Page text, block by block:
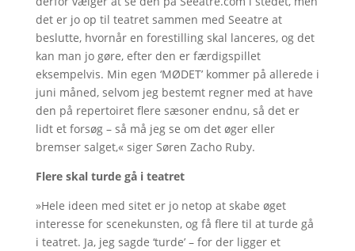
det er jo op til teatret sammen med Seeatre at
beslutte, hvornår en forestilling skal lanceres, og det
kan man jo gøre, efter den er færdigspillet
eksempelvis. Min egen ‘MØDET’ kommer på allerede i
juni måned, selvom jeg bestemt regner med at have
den på repertoiret flere sæsoner endnu, så det er
lidt et forsøg – så må jeg se om det øger eller
bremser salget,« siger Søren Zacho Ruby.
Flere skal turde gå i teatret
»Hele ideen med sitet er jo netop at skabe øget
interesse for scenekunsten, og få flere til at turde gå
i teatret. Ja, jeg sagde ‘turde’ – for der ligger et